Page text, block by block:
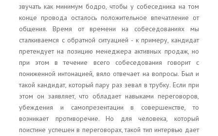
звучать как минимум бодро, чтобы у собеседника на том
конце провода осталось положительное впечатление от
общения. Время от времени на собеседованиях мы
сталкиваемся с обратной ситуацией - к примеру, кандидат
претендует на позицию менеджера активных продаж, но
при этом в течение всего собеседования говорит с
пониженной интонацией, вяло отвечает на вопросы. Был и
такой кандидат, который пару раз зевал в трубку. Если при
этом он заявляет, что обладает навыками переговоров,
убеждения и самопрезентации в совершенстве, то
возникает противоречие. Но для человека, который
поистине успешен в переговорах, такой тип интервью дает